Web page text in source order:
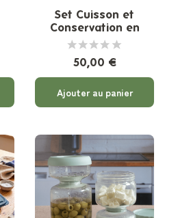
Set Cuisson et
Conservation en
Verre - 4 pièces
50,00 €
Ajouter au panier